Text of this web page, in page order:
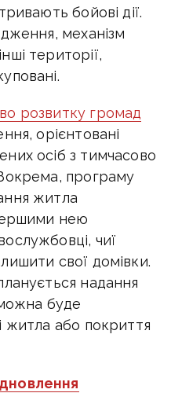
бойові дії.
механізм
території,
розвитку громад
орієнтовані
осіб з тимчасово
програму
житла
нею
чиї
свої домівки.
надання
буде
житла або покриття